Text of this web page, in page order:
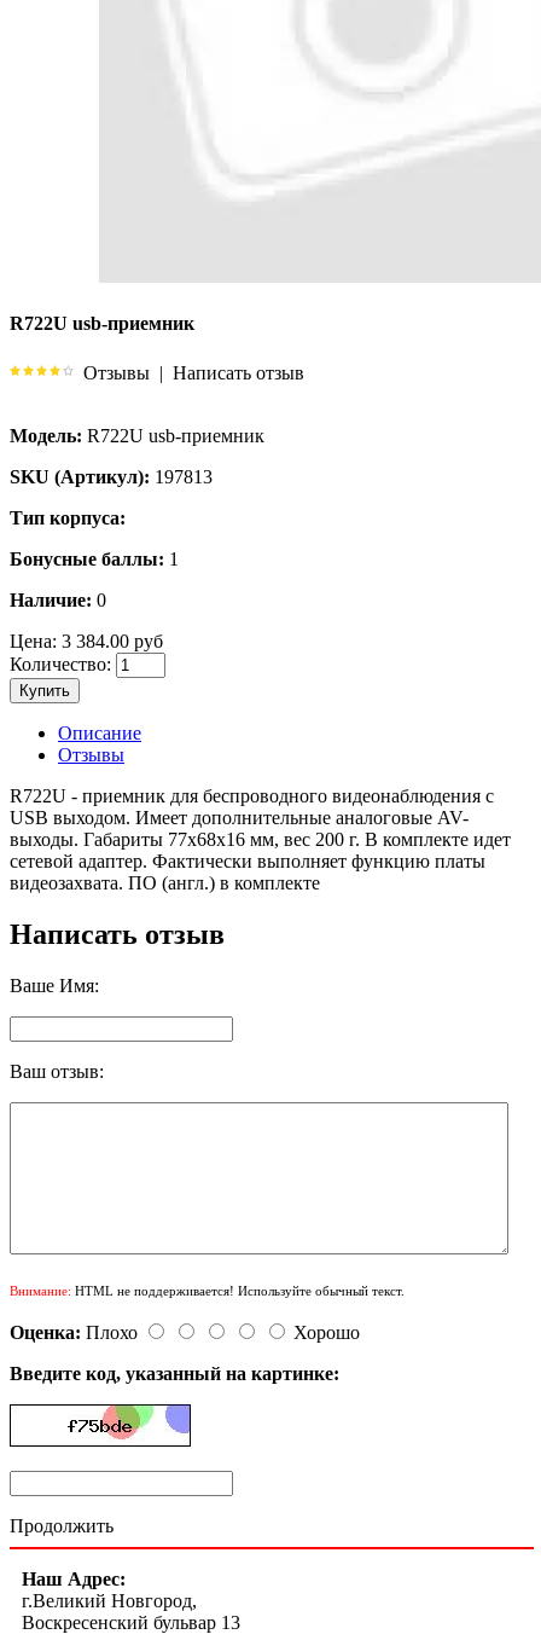
R722U usb-приемник
Отзывы | Написать отзыв
Модель: R722U usb-приемник
SKU (Артикул): 197813
Тип корпуса:
Бонусные баллы: 1
Наличие: 0
Цена: 3 384.00 руб
Количество:
Купить
Описание
Отзывы
R722U - приемник для беспроводного видеонаблюдения с
USB выходом. Имеет дополнительные аналоговые AV-
выходы. Габариты 77х68х16 мм, вес 200 г. В комплекте идет
сетевой адаптер. Фактически выполняет функцию платы
видеозахвата. ПО (англ.) в комплекте
Написать отзыв
Ваше Имя:
Ваш отзыв:
Внимание: HTML не поддерживается! Используйте обычный текст.
Оценка: Плохо
Хорошо
Введите код, указанный на картинке:
Продолжить
Наш Адрес:
г.Великий Новгород,
Воскресенский бульвар 13